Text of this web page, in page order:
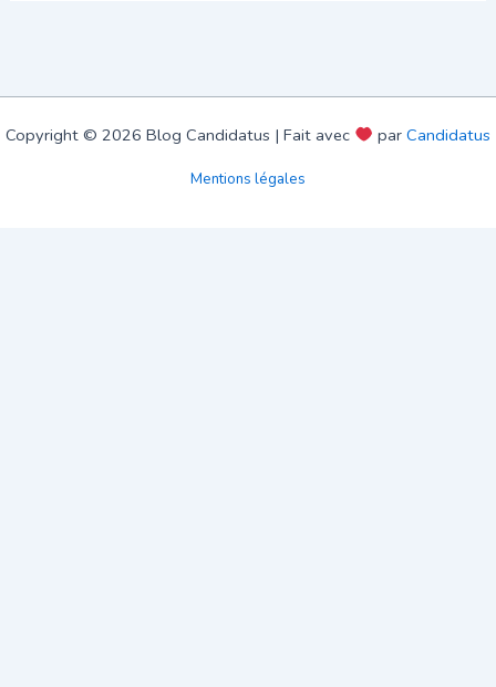
Copyright © 2026 Blog Candidatus | Fait avec par Candidatus
Mentions légales